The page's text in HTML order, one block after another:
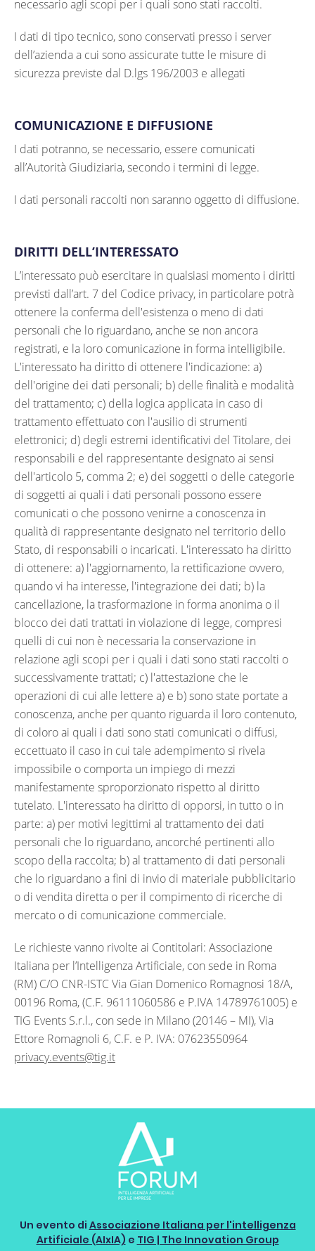
necessario agli scopi per i quali sono stati raccolti.
I dati di tipo tecnico, sono conservati presso i server
dell’azienda a cui sono assicurate tutte le misure di
sicurezza previste dal D.lgs 196/2003 e allegati
COMUNICAZIONE E DIFFUSIONE
I dati potranno, se necessario, essere comunicati
all’Autorità Giudiziaria, secondo i termini di legge.
I dati personali raccolti non saranno oggetto di diffusione.
DIRITTI DELL’INTERESSATO
L’interessato può esercitare in qualsiasi momento i diritti
previsti dall’art. 7 del Codice privacy, in particolare potrà
ottenere la conferma dell'esistenza o meno di dati
personali che lo riguardano, anche se non ancora
registrati, e la loro comunicazione in forma intelligibile.
L'interessato ha diritto di ottenere l'indicazione: a)
dell'origine dei dati personali; b) delle finalità e modalità
del trattamento; c) della logica applicata in caso di
trattamento effettuato con l'ausilio di strumenti
elettronici; d) degli estremi identificativi del Titolare, dei
responsabili e del rappresentante designato ai sensi
dell'articolo 5, comma 2; e) dei soggetti o delle categorie
di soggetti ai quali i dati personali possono essere
comunicati o che possono venirne a conoscenza in
qualità di rappresentante designato nel territorio dello
Stato, di responsabili o incaricati. L'interessato ha diritto
di ottenere: a) l'aggiornamento, la rettificazione ovvero,
quando vi ha interesse, l'integrazione dei dati; b) la
cancellazione, la trasformazione in forma anonima o il
blocco dei dati trattati in violazione di legge, compresi
quelli di cui non è necessaria la conservazione in
relazione agli scopi per i quali i dati sono stati raccolti o
successivamente trattati; c) l'attestazione che le
operazioni di cui alle lettere a) e b) sono state portate a
conoscenza, anche per quanto riguarda il loro contenuto,
di coloro ai quali i dati sono stati comunicati o diffusi,
eccettuato il caso in cui tale adempimento si rivela
impossibile o comporta un impiego di mezzi
manifestamente sproporzionato rispetto al diritto
tutelato. L'interessato ha diritto di opporsi, in tutto o in
parte: a) per motivi legittimi al trattamento dei dati
personali che lo riguardano, ancorché pertinenti allo
scopo della raccolta; b) al trattamento di dati personali
che lo riguardano a fini di invio di materiale pubblicitario
o di vendita diretta o per il compimento di ricerche di
mercato o di comunicazione commerciale.
Le richieste vanno rivolte ai Contitolari: Associazione
Italiana per l’Intelligenza Artificiale, con sede in Roma
(RM) C/O CNR-ISTC Via Gian Domenico Romagnosi 18/A,
00196 Roma, (C.F. 96111060586 e P.IVA 14789761005) e
TIG Events S.r.l., con sede in Milano (20146 – MI), Via
Ettore Romagnoli 6, C.F. e P. IVA: 07623550964
privacy.events@tig.it
Un evento di Associazione Italiana per l'intelligenza
Artificiale (AIxIA) e TIG | The Innovation Group